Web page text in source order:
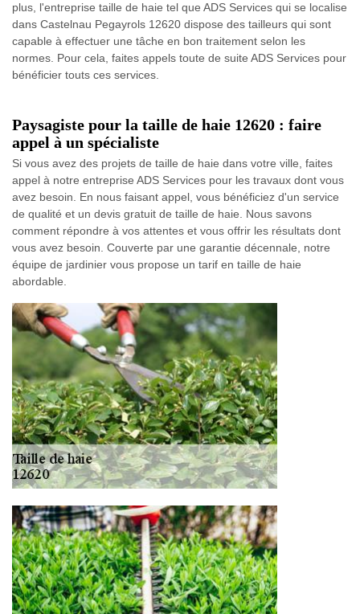
plus, l'entreprise taille de haie tel que ADS Services qui se localise
dans Castelnau Pegayrols 12620 dispose des tailleurs qui sont
capable à effectuer une tâche en bon traitement selon les
normes. Pour cela, faites appels toute de suite ADS Services pour
bénéficier touts ces services.
Paysagiste pour la taille de haie 12620 : faire
appel à un spécialiste
Si vous avez des projets de taille de haie dans votre ville, faites
appel à notre entreprise ADS Services pour les travaux dont vous
avez besoin. En nous faisant appel, vous bénéficiez d'un service
de qualité et un devis gratuit de taille de haie. Nous savons
comment répondre à vos attentes et vous offrir les résultats dont
vous avez besoin. Couverte par une garantie décennale, notre
équipe de jardinier vous propose un tarif en taille de haie
abordable.